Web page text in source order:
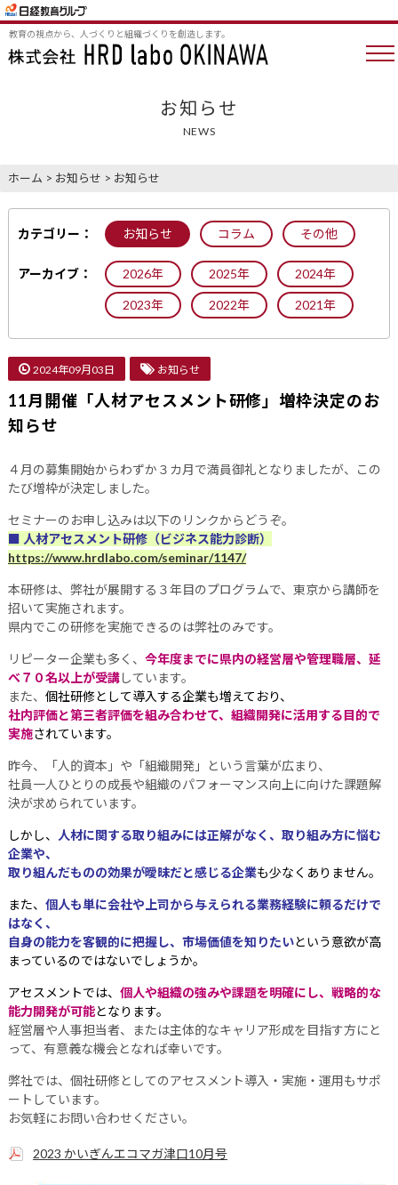
教育の視点から、人づくりと組織づくりを創造します。
お知らせ
NEWS
ホーム > お知らせ > お知らせ
カテゴリー： お知らせ コラム その他
アーカイブ： 2026年 2025年 2024年
2023年 2022年 2021年
2024年09月03日 お知らせ
11月開催「人材アセスメント研修」増枠決定のお
知らせ
４月の募集開始からわずか３カ月で満員御礼となりましたが、この
たび増枠が決定しました。
セミナーのお申し込みは以下のリンクからどうぞ。
■ 人材アセスメント研修（ビジネス能力診断）
https://www.hrdlabo.com/seminar/1147/
本研修は、弊社が展開する３年目のプログラムで、東京から講師を
招いて実施されます。
県内でこの研修を実施できるのは弊社のみです。
リピーター企業も多く、 今年度までに県内の経営層や管理職層、延
べ７０名以上が受講しています。
また、 個社研修として導入する企業も増えており、
社内評価と第三者評価を組み合わせて、組織開発に活用する目的で
実施されています。
昨今、「人的資本」や「組織開発」という言葉が広まり、
社員一人ひとりの成長や組織のパフォーマンス向上に向けた課題解
決が求められています。
しかし、
人材に関する取り組みには正解がなく、取り組み方に悩む
企業や、
取り組んだものの効果が曖昧だと感じる企業も少なくありません。
また、 個人も単に会社や上司から与えられる業務経験に頼るだけで
はなく、
自身の能力を客観的に把握し、市場価値を知りたいという意欲が高
まっているのではないでしょうか。
アセスメントでは、 個人や組織の強みや課題を明確にし、戦略的な
能力開発が可能となります。
経営層や人事担当者、または主体的なキャリア形成を目指す方にと
って、有意義な機会となれば幸いです。
弊社では、個社研修としてのアセスメント導入・実施・運用もサポ
ートしています。
お気軽にお問い合わせください。
2023 かいぎんエコマガ津口10月号